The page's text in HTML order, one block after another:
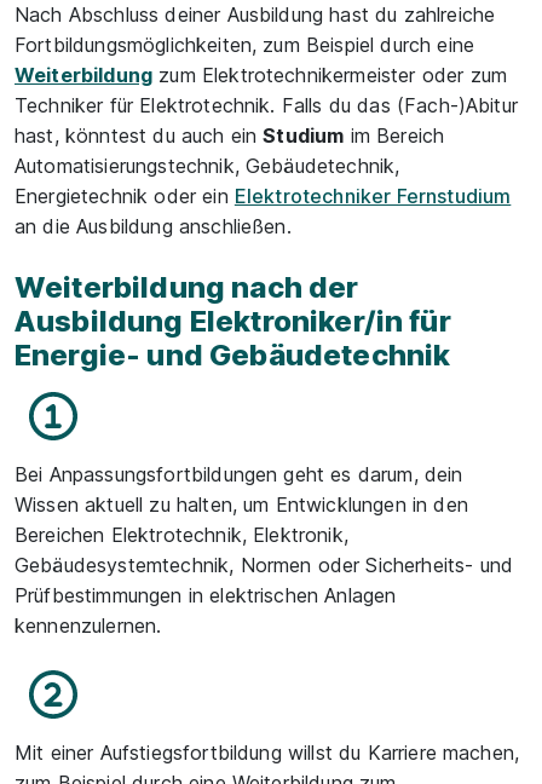
Nach Abschluss deiner Ausbildung hast du zahlreiche
Fortbildungsmöglichkeiten, zum Beispiel durch eine
Weiterbildung zum Elektrotechnikermeister oder zum
Techniker für Elektrotechnik. Falls du das (Fach-)Abitur
hast, könntest du auch einStudium im Bereich
Automatisierungstechnik, Gebäudetechnik,
Energietechnik oder ein Elektrotechniker Fernstudium
an die Ausbildung anschließen.
Weiterbildung nach der
Ausbildung Elektroniker/in für
Energie- und Gebäudetechnik
Bei Anpassungsfortbildungen geht es darum, dein
Wissen aktuell zu halten, um Entwicklungen in den
Bereichen Elektrotechnik, Elektronik,
Gebäudesystemtechnik, Normen oder Sicherheits- und
Prüfbestimmungen in elektrischen Anlagen
kennenzulernen.
Mit einer Aufstiegsfortbildung willst du Karriere machen,